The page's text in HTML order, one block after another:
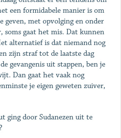
een formidabele manier is om
geven, met opvolging en onder
soms gaat het mis. Dat kunnen
alternatief is dat niemand nog
zijn straf tot de laatste dag
gevangenis uit stappen, ben je
Dan gaat het vaak nog
je eigen geweten zuiver,
ging door Sudanezen uit te